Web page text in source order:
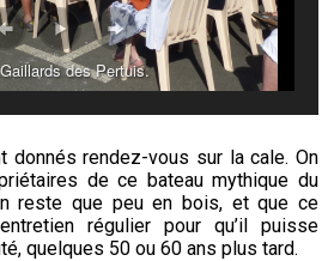
des Pertuis.
donnés rendez-vous sur la cale. On
de ce bateau mythique du
reste que peu en bois, et que ce
régulier pour qu’il puisse
quelques 50 ou 60 ans plus tard.